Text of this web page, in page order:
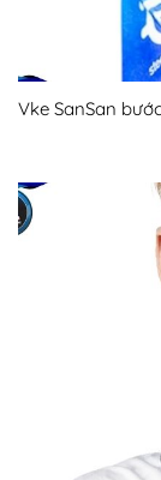
Vke SanSan